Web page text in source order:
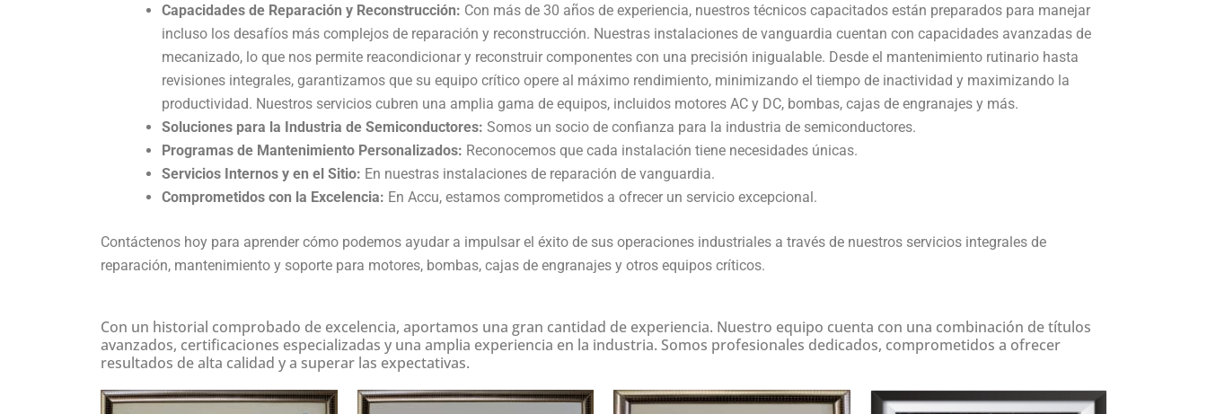
Capacidades de Reparación y Reconstrucción: Con más de 30 años de experiencia, nuestros técnicos capacitados están preparados para manejar
incluso los desafíos más complejos de reparación y reconstrucción. Nuestras instalaciones de vanguardia cuentan con capacidades avanzadas de
mecanizado, lo que nos permite reacondicionar y reconstruir componentes con una precisión inigualable. Desde el mantenimiento rutinario hasta
revisiones integrales, garantizamos que su equipo crítico opere al máximo rendimiento, minimizando el tiempo de inactividad y maximizando la
productividad. Nuestros servicios cubren una amplia gama de equipos, incluidos motores AC y DC, bombas, cajas de engranajes y más.
Soluciones para la Industria de Semiconductores: Somos un socio de confianza para la industria de semiconductores.
Programas de Mantenimiento Personalizados: Reconocemos que cada instalación tiene necesidades únicas.
Servicios Internos y en el Sitio: En nuestras instalaciones de reparación de vanguardia.
Comprometidos con la Excelencia: En Accu, estamos comprometidos a ofrecer un servicio excepcional.
Contáctenos hoy para aprender cómo podemos ayudar a impulsar el éxito de sus operaciones industriales a través de nuestros servicios integrales de
reparación, mantenimiento y soporte para motores, bombas, cajas de engranajes y otros equipos críticos.
Con un historial comprobado de excelencia, aportamos una gran cantidad de experiencia. Nuestro equipo cuenta con una combinación de títulos
avanzados, certificaciones especializadas y una amplia experiencia en la industria. Somos profesionales dedicados, comprometidos a ofrecer
resultados de alta calidad y a superar las expectativas.